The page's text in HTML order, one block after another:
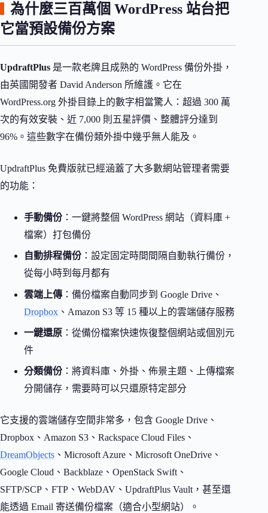
為什麼三百萬個 WordPress 站台把
它當預設備份方案
UpdraftPlus 是一款老牌且成熟的 WordPress 備份外掛，
由英國開發者 David Anderson 所維護。它在
WordPress.org 外掛目錄上的數字相當驚人：超過 300 萬
次的有效安裝、近 7,000 則五星評價、整體評分達到
96%。這些數字在備份類外掛中幾乎無人能及。
UpdraftPlus 免費版就已經涵蓋了大多數網站管理者需要
的功能：
手動備份 ：一鍵將整個 WordPress 網站（資料庫 +
檔案）打包備份
自動排程備份 ：設定固定時間間隔自動執行備份，
從每小時到每月都有
雲端上傳 ：備份檔案自動同步到 Google Drive、
Dropbox 、Amazon S3 等 15 種以上的雲端儲存服務
一鍵還原 ：從備份檔案快速恢復整個網站或個別元
件
分類備份 ：將資料庫、外掛、佈景主題、上傳檔案
分開儲存，需要時可以只還原特定部分
它支援的雲端儲存空間非常多，包含 Google Drive、
Dropbox、Amazon S3、Rackspace Cloud Files、
DreamObjects 、Microsoft Azure、Microsoft OneDrive、
Google Cloud、Backblaze、OpenStack Swift、
SFTP/SCP、FTP、WebDAV、UpdraftPlus Vault，甚至還
能透過 Email 寄送備份檔案（適合小型網站）。